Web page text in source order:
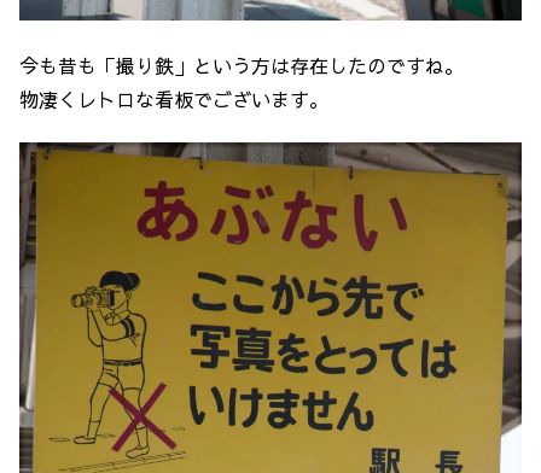
今も昔も「撮り鉄」という方は存在したのですね。
物凄くレトロな看板でございます。